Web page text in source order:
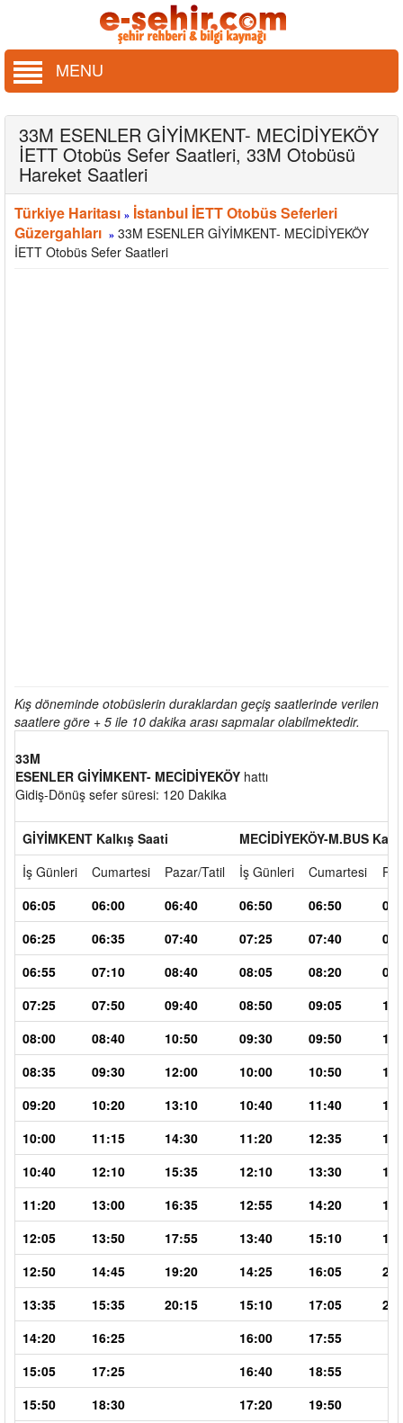
MENU
33M ESENLER GİYİMKENT- MECİDİYEKÖY
İETT Otobüs Sefer Saatleri, 33M Otobüsü
Hareket Saatleri
Türkiye Haritası » İstanbul İETT Otobüs Seferleri
Güzergahları » 33M ESENLER GİYİMKENT- MECİDİYEKÖY
İETT Otobüs Sefer Saatleri
Kış döneminde otobüslerin duraklardan geçiş saatlerinde verilen
saatlere göre + 5 ile 10 dakika arası sapmalar olabilmektedir.
33M
ESENLER GİYİMKENT- MECİDİYEKÖY hattı
Gidiş-Dönüş sefer süresi: 120 Dakika
GİYİMKENT Kalkış Saati
MECİDİYEKÖY-M.BUS
İş Günleri
Cumartesi Pazar/Tatil İş Günleri Cumartesi
06:05
06:00 06:40 06:50 06:50
06:25
06:35 07:40 07:25 07:40
06:55
07:10 08:40 08:05 08:20
07:25
07:50 09:40 08:50 09:05
08:00
08:40 10:50 09:30 09:50
08:35
09:30 12:00 10:00 10:50
09:20
10:20 13:10 10:40 11:40
10:00
11:15 14:30 11:20 12:35
10:40
12:10 15:35 12:10 13:30
11:20
13:00 16:35 12:55 14:20
12:05
13:50 17:55 13:40 15:10
12:50
14:45 19:20 14:25 16:05
13:35
15:35 20:15 15:10 17:05
14:20
16:25 16:00
17:55
15:05
17:25 16:40
18:55
15:50
18:30 17:20
19:50